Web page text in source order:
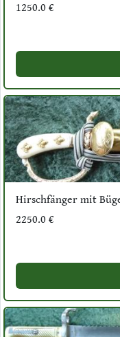
1250.0 €
Hirschfänger mit
2250.0 €